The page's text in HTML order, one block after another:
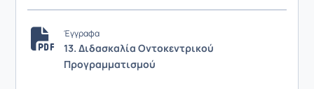
Έγγραφα
13. Διδασκαλία Οντοκεντρικού
Προγραμματισμού